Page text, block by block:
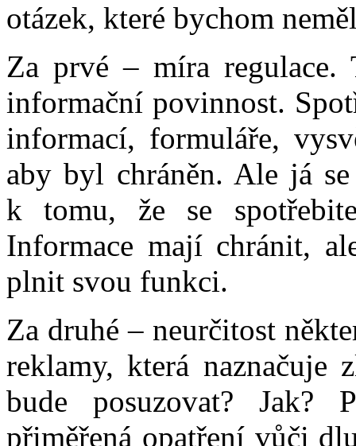
otázek, které bychom
Za prvé – míra regulace.
informační povinnost.
informací, formuláře,
aby byl chráněn. Ale já
k tomu, že se
Informace mají chránit,
plnit svou funkci.
Za druhé – neurčitost
reklamy, která naznačuje
bude posuzovat? Jak?
přiměřená opatření vůči